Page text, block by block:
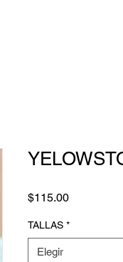
$115.00Precio
TALLAS *
Elegir